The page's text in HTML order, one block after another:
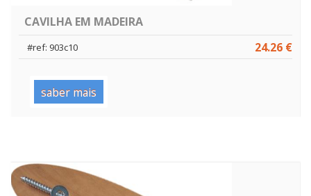
CAVILHA EM MADEIRA
24.26 €
#ref: 903c10
saber mais